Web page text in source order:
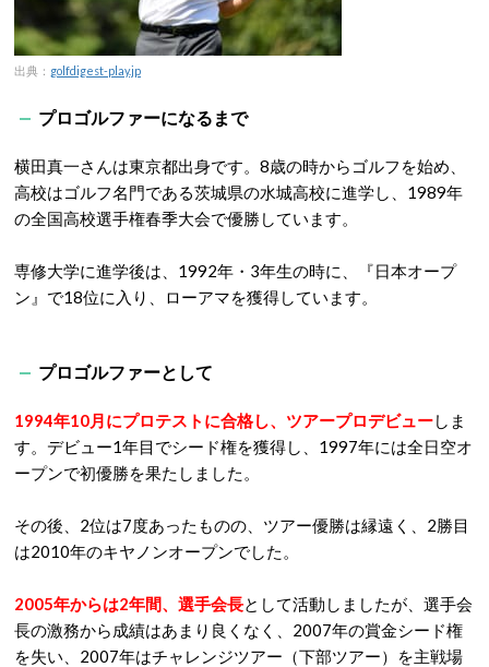
出典： golfdigest-play.jp
プロゴルファーになるまで
横田真一さんは東京都出身です。8歳の時からゴルフを始め、
高校はゴルフ名門である茨城県の水城高校に進学し、1989年
の全国高校選手権春季大会で優勝しています。
専修大学に進学後は、1992年・3年生の時に、『日本オープ
ン』で18位に入り、ローアマを獲得しています。
プロゴルファーとして
1994年10月にプロテストに合格し、ツアープロデビューしま
す。デビュー1年目でシード権を獲得し、1997年には全日空オ
ープンで初優勝を果たしました。
その後、2位は7度あったものの、ツアー優勝は縁遠く、2勝目
は2010年のキヤノンオープンでした。
2005年からは2年間、選手会長として活動しましたが、選手会
長の激務から成績はあまり良くなく、2007年の賞金シード権
を失い、2007年はチャレンジツアー（下部ツアー）を主戦場